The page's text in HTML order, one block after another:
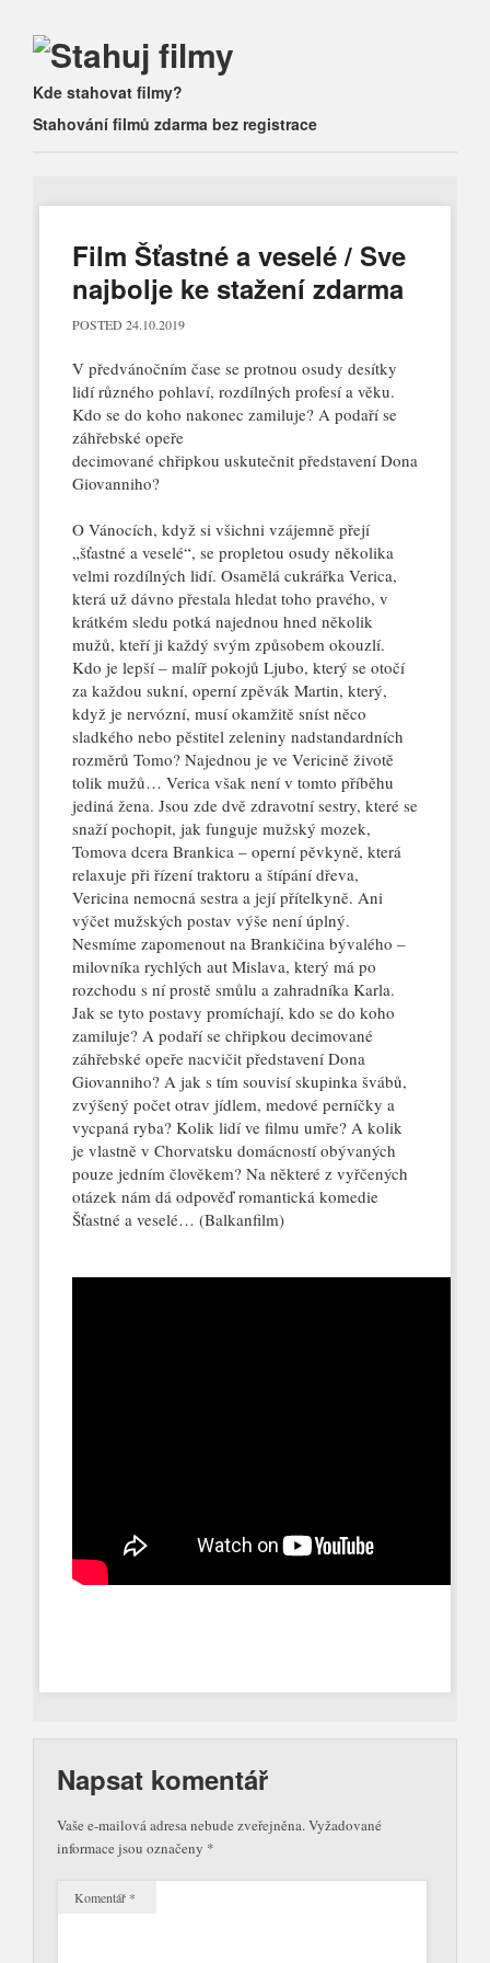
Main menu
Skip to content
Kde stahovat filmy?
Stahování filmů zdarma bez registrace
Film Šťastné a veselé / Sve
najbolje ke stažení zdarma
POSTED 24.10.2019
V předvánočním čase se protnou osudy desítky
lidí různého pohlaví, rozdílných profesí a věku.
Kdo se do koho nakonec zamiluje? A podaří se
záhřebské opeře
decimované chřipkou uskutečnit představení Dona
Giovanniho?
O Vánocích, když si všichni vzájemně přejí
„šťastné a veselé“, se propletou osudy několika
velmi rozdílných lidí. Osamělá cukrářka Verica,
která už dávno přestala hledat toho pravého, v
krátkém sledu potká najednou hned několik
mužů, kteří ji každý svým způsobem okouzlí.
Kdo je lepší – malíř pokojů Ljubo, který se otočí
za každou sukní, operní zpěvák Martin, který,
když je nervózní, musí okamžitě sníst něco
sladkého nebo pěstitel zeleniny nadstandardních
rozměrů Tomo? Najednou je ve Vericině životě
tolik mužů… Verica však není v tomto příběhu
jediná žena. Jsou zde dvě zdravotní sestry, které se
snaží pochopit, jak funguje mužský mozek,
Tomova dcera Brankica – operní pěvkyně, která
relaxuje při řízení traktoru a štípání dřeva,
Vericina nemocná sestra a její přítelkyně. Ani
výčet mužských postav výše není úplný.
Nesmíme zapomenout na Brankičina bývalého –
milovníka rychlých aut Mislava, který má po
rozchodu s ní prostě smůlu a zahradníka Karla.
Jak se tyto postavy promíchají, kdo se do koho
zamiluje? A podaří se chřipkou decimované
záhřebské opeře nacvičit představení Dona
Giovanniho? A jak s tím souvisí skupinka švábů,
zvýšený počet otrav jídlem, medové perníčky a
vycpaná ryba? Kolik lidí ve filmu umře? A kolik
je vlastně v Chorvatsku domácností obývaných
pouze jedním člověkem? Na některé z vyřčených
otázek nám dá odpověď romantická komedie
Šťastné a veselé… (Balkanfilm)
Napsat komentář
Vaše e-mailová adresa nebude zveřejněna.Vyžadované
informace jsou označeny *
Komentář *